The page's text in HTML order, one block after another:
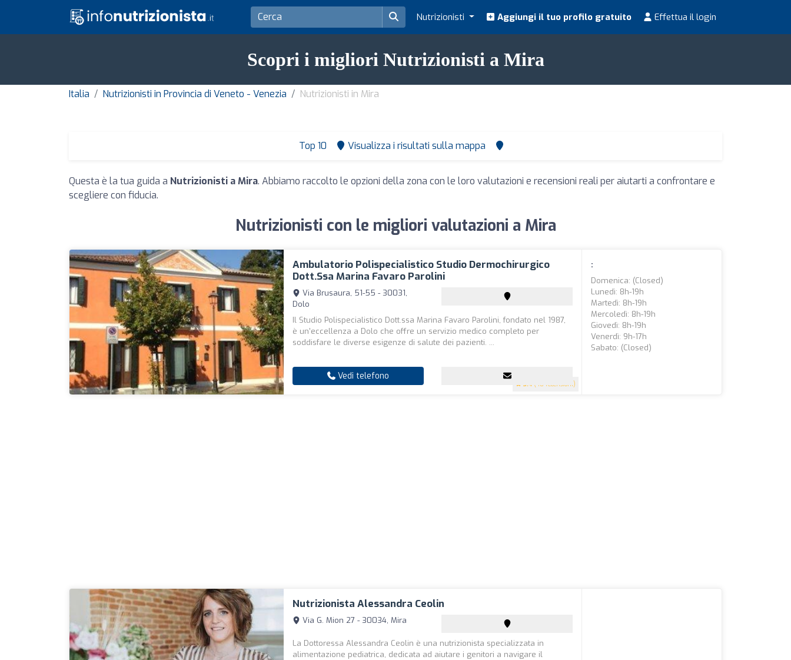
Nutrizionisti Aggiungi il tuo profilo gratuito Effettua il login
Scopri i migliori Nutrizionisti a Mira
Italia Nutrizionisti in Provincia di Veneto - Venezia Nutrizionisti in Mira
Top 10 Visualizza i risultati sulla mappa
Questa è la tua guida a Nutrizionisti a Mira. Abbiamo raccolto le opzioni della zona con le loro valutazioni e recensioni reali per aiutarti a confrontare e
scegliere con fiducia.
Nutrizionisti con le migliori valutazioni a Mira
Ambulatorio Polispecialistico Studio Dermochirurgico
Dott.ssa Marina Favaro Parolini
3.4 (48 recensioni)
Via Brusaura, 51-55 - 30031,
Dolo
Il Studio Polispecialistico Dott.ssa Marina Favaro Parolini, fondato nel 1987,
è un'eccellenza a Dolo che offre un servizio medico completo per
soddisfare le diverse esigenze di salute dei pazienti. ...
Vedi telefono
:
Domenica: (closed)
Lunedì: 8h-19h
Martedì: 8h-19h
Mercoledì: 8h-19h
Giovedì: 8h-19h
Venerdì: 9h-17h
Sabato: (closed)
Nutrizionista Alessandra Ceolin
Via G. Mion 27 - 30034, Mira
La Dottoressa Alessandra Ceolin è una nutrizionista specializzata in
alimentazione pediatrica, dedicata ad aiutare i genitori a navigare il